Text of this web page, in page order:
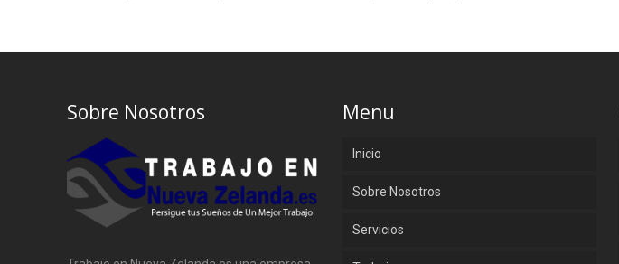
Sobre Nosotros Menu
Inicio
Sobre Nosotros
Servicios